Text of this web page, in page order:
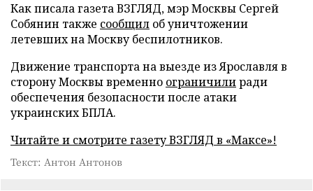
Как писала газета ВЗГЛЯД, мэр Москвы Сергей
Собянин также сообщил об уничтожении
летевших на Москву беспилотников.
Движение транспорта на выезде из Ярославля в
сторону Москвы временно ограничилиради
обеспечения безопасности после атаки
украинских БПЛА.
Читайте и смотрите газету ВЗГЛЯД в «Максе»!
Текст: Антон Антонов